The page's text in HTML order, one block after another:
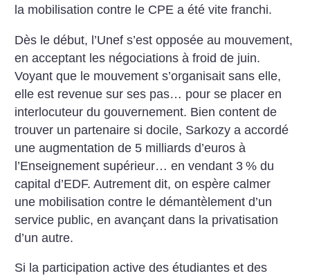
la mobilisation contre le CPE a été vite franchi.
Dès le début, l’Unef s’est opposée au mouvement,
en acceptant les négociations à froid de juin.
Voyant que le mouvement s’organisait sans elle,
elle est revenue sur ses pas… pour se placer en
interlocuteur du gouvernement. Bien content de
trouver un partenaire si docile, Sarkozy a accordé
une augmentation de 5 milliards d’euros à
l’Enseignement supérieur… en vendant 3 % du
capital d’EDF. Autrement dit, on espère calmer
une mobilisation contre le démantèlement d’un
service public, en avançant dans la privatisation
d’un autre.
Si la participation active des étudiantes et des